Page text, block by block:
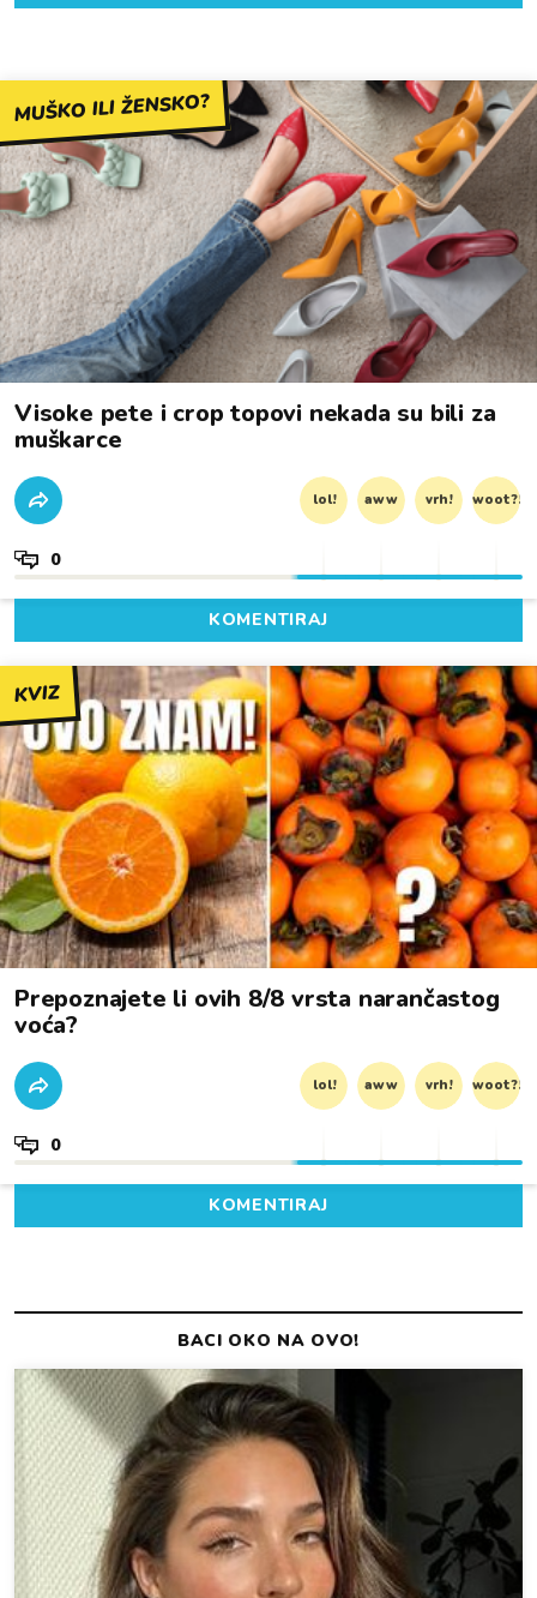
MUŠKO ILI ŽENSKO?
Visoke pete i crop topovi nekada su bili za
muškarce
lol! aww vrh! woot?!
0
KOMENTIRAJ
KVIZ
Prepoznajete li ovih 8/8 vrsta narančastog
voća?
lol! aww vrh! woot?!
0
KOMENTIRAJ